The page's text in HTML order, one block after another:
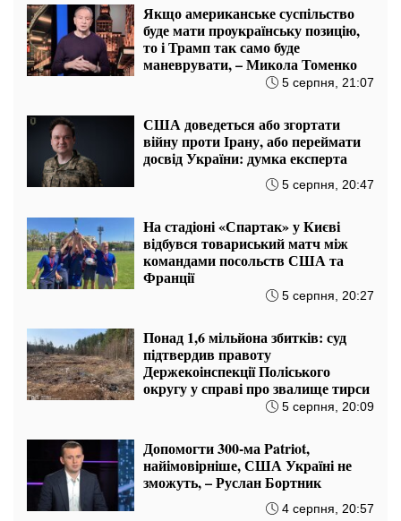
Якщо американське суспільство
буде мати проукраїнську позицію,
то і Трамп так само буде
маневрувати, – Микола Томенко
5 серпня, 21:07
США доведеться або згортати
війну проти Ірану, або переймати
досвід України: думка експерта
5 серпня, 20:47
На стадіоні «Спартак» у Києві
відбувся товариський матч між
командами посольств США та
Франції
5 серпня, 20:27
Понад 1,6 мільйона збитків: суд
підтвердив правоту
Держекоінспекції Поліського
округу у справі про звалище тирси
5 серпня, 20:09
Допомогти 300-ма Patriot,
найімовірніше, США Україні не
зможуть, – Руслан Бортник
4 серпня, 20:57